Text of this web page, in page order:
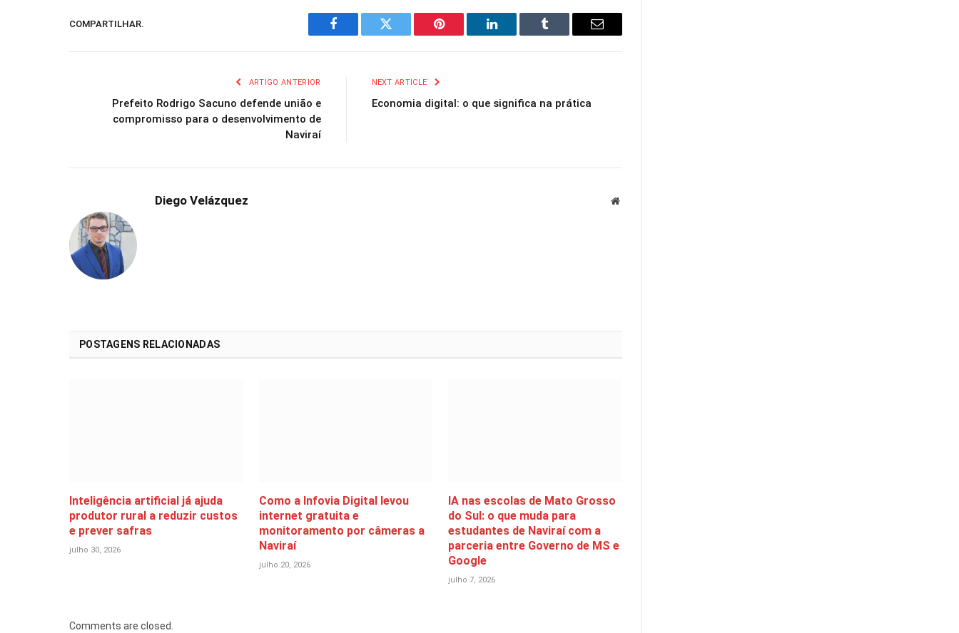
COMPARTILHAR.
Facebook Twitter Pinterest LinkedIn Tumblr Email
ARTIGO ANTERIOR
Prefeito Rodrigo Sacuno defende união e
compromisso para o desenvolvimento de
Naviraí
NEXT ARTICLE
Economia digital: o que significa na prática
Diego Velázquez Website
POSTAGENS RELACIONADAS
Inteligência artificial já ajuda
produtor rural a reduzir custos
e prever safras
julho 30, 2026
Como a Infovia Digital levou
internet gratuita e
monitoramento por câmeras a
Naviraí
julho 20, 2026
IA nas escolas de Mato Grosso
do Sul: o que muda para
estudantes de Naviraí com a
parceria entre Governo de MS e
Google
julho 7, 2026
Comments are closed.